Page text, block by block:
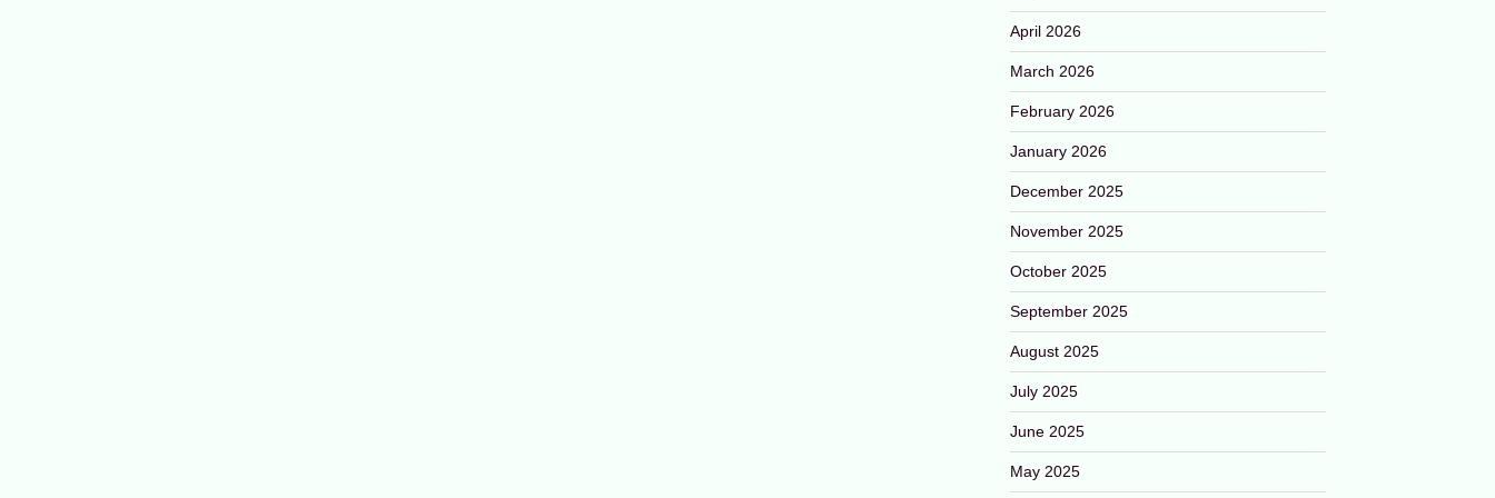
April 2026
March 2026
February 2026
January 2026
December 2025
November 2025
October 2025
September 2025
August 2025
July 2025
June 2025
May 2025